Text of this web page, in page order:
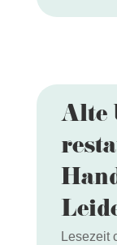
Alte
Lesezeit